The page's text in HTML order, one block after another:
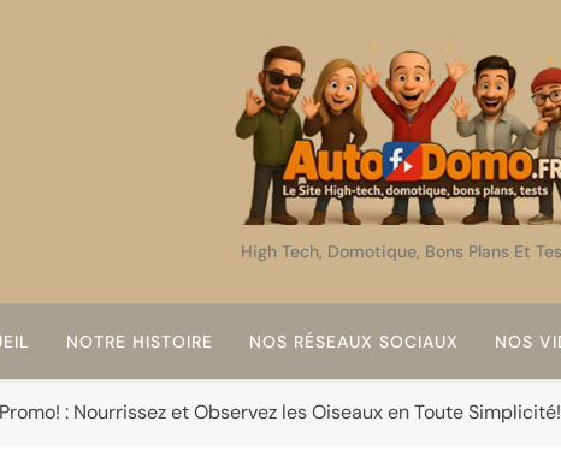
AutoDomo
High Tech, Domotique, Bons Plans Et
NOTRE HISTOIRE NOS RÉSEAUX SOCIAUX NOS
: Nourrissez et Observez les Oiseaux en Toute Simplicité!